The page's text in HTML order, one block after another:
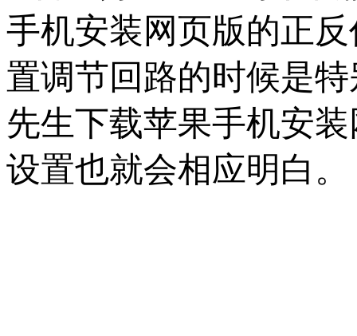
手机安装网页版的正反
置调节回路的时候是特
先生下载苹果手机安装
设置也就会相应明白。